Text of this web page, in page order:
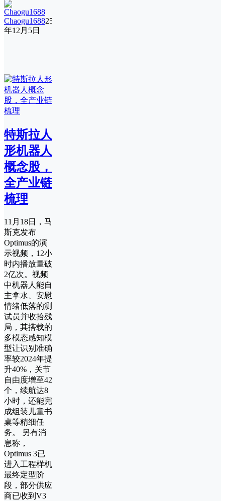
Chaogu168825
年12月5日
特斯拉人
形机器人
概念股，
全产业链
梳理
11月18日，马
斯克发布
Optimus的演
示视频，12小
时内播放量破
2亿次。视频
中机器人能自
主拿水、安慰
情绪低落的测
试员并收拾残
局，其搭载的
多模态感知模
型让识别准确
率较2024年提
升40%，关节
自由度增至42
个，续航达8
小时，还能完
成组装儿童书
桌等精细任
务。 另有消
息称，
Optimus 3已
进入工程样机
最终定型阶
段，部分供应
商已收到V3